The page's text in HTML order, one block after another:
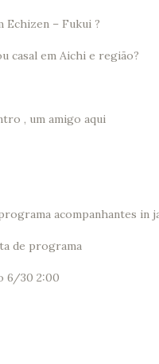
Echizen – Fukui ?
casal em Aichi e região?
, um amigo aqui
acompanhantes in
de programa
6/30 2:00